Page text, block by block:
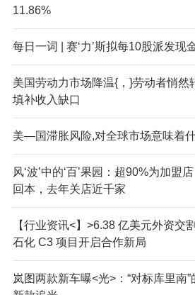
11.86%
每日一词 | 赛‘力’斯拟每10股派发现
美国劳动力市场降温{，}劳动者悄然
填补收入缺口
美—国滞胀风险,对全球市场意味着
风‘波’中的‘百’果园：超90%为加盟
回本，去年关店近千家
【行业资讯<】>6.38 亿美元外资交
石化 C3 项目开启合作新局
岚图两款新车曝<光>：“对标库里南